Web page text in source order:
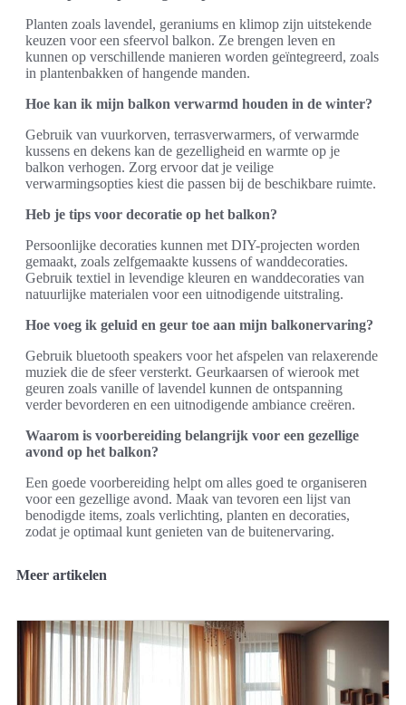
Planten zoals lavendel, geraniums en klimop zijn uitstekende
keuzen voor een sfeervol balkon. Ze brengen leven en
kunnen op verschillende manieren worden geïntegreerd, zoals
in plantenbakken of hangende manden.
Hoe kan ik mijn balkon verwarmd houden in de winter?
Gebruik van vuurkorven, terrasverwarmers, of verwarmde
kussens en dekens kan de gezelligheid en warmte op je
balkon verhogen. Zorg ervoor dat je veilige
verwarmingsopties kiest die passen bij de beschikbare ruimte.
Heb je tips voor decoratie op het balkon?
Persoonlijke decoraties kunnen met DIY-projecten worden
gemaakt, zoals zelfgemaakte kussens of wanddecoraties.
Gebruik textiel in levendige kleuren en wanddecoraties van
natuurlijke materialen voor een uitnodigende uitstraling.
Hoe voeg ik geluid en geur toe aan mijn balkonervaring?
Gebruik bluetooth speakers voor het afspelen van relaxerende
muziek die de sfeer versterkt. Geurkaarsen of wierook met
geuren zoals vanille of lavendel kunnen de ontspanning
verder bevorderen en een uitnodigende ambiance creëren.
Waarom is voorbereiding belangrijk voor een gezellige
avond op het balkon?
Een goede voorbereiding helpt om alles goed te organiseren
voor een gezellige avond. Maak van tevoren een lijst van
benodigde items, zoals verlichting, planten en decoraties,
zodat je optimaal kunt genieten van de buitenervaring.
Meer artikelen